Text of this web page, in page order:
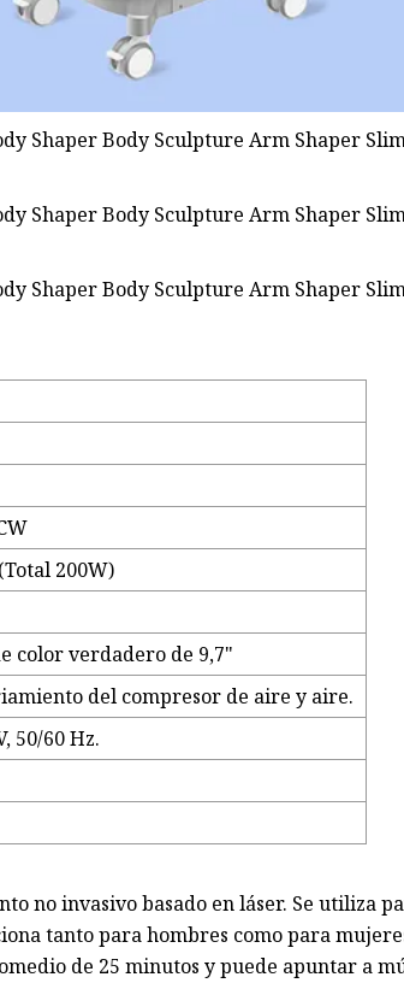
200W)
color verdadero de 9,7"
del compresor de aire y aire.
50/60 Hz.
no invasivo basado en láser. Se utiliza
tanto para hombres como para
de 25 minutos y puede apuntar a